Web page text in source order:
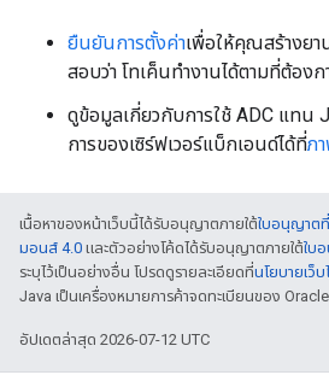
ยืนยันการตั้งค่าเพื่อให้คุณสร้างยา
สอบว่า โทเค็นทำงานได้ตามที่ต้องก
ดูข้อมูลเกี่ยวกับการใช้ ADC แทน
การของเซิร์ฟเวอร์แบ็กเอนด์ได้ที่ภ
เนื้อหาของหน้าเว็บนี้ได้รับอนุญาตภายใต้ใบอนุญาต
มอนส์ 4.0 และตัวอย่างโค้ดได้รับอนุญาตภายใต้ใบ
ระบุไว้เป็นอย่างอื่น โปรดดูรายละเอียดที่นโยบายเว็
Java เป็นเครื่องหมายการค้าจดทะเบียนของ
อัปเดตล่าสุด 2026-07-12 UTC